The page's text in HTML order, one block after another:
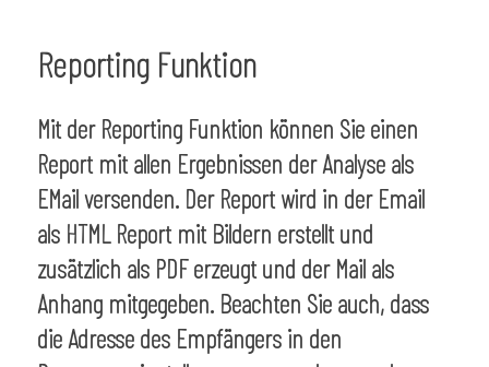
Reporting Funktion
Mit der Reporting Funktion können Sie einen
Report mit allen Ergebnissen der Analyse als
EMail versenden. Der Report wird in der Email
als HTML Report mit Bildern erstellt und
zusätzlich als PDF erzeugt und der Mail als
Anhang mitgegeben. Beachten Sie auch, dass
die Adresse des Empfängers in den